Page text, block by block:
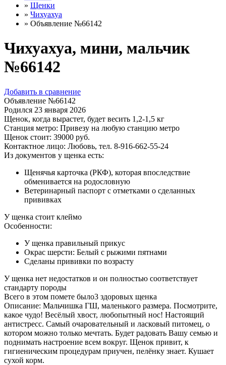
» Щенки
» Чихуахуа
» Объявление №66142
Чихуахуа, мини, мальчик
№66142
Добавить в сравнение
Объявление №66142
Родился 23 января 2026
Щенок, когда вырастет, будет весить 1,2-1,5 кг
Станция метро: Привезу на любую станцию метро
Щенок стоит: 39000 руб.
Контактное лицо: Любовь, тел. 8-916-662-55-24
Из документов у щенка есть:
Щенячья карточка (РКФ), которая впоследствие
обменивается на родословную
Ветеринарный паспорт с отметками о сделанных
прививках
У щенка стоит клеймо
Особенности:
У щенка правильный прикус
Окрас шерсти: Белый с рыжими пятнами
Сделаны прививки по возрасту
У щенка нет недостатков и он полностью соответствует
стандарту породы
Всего в этом помете было3 здоровых щенка
Описание: Мальчишка ГШ, маленького размера. Посмотрите,
какое чудо! Весёлый хвост, любопытный нос! Настоящий
антистресс. Самый очаровательный и ласковый питомец, о
котором можно только мечтать. Будет радовать Вашу семью и
поднимать настроение всем вокруг. Щенок привит, к
гигиеническим процедурам приучен, пелёнку знает. Кушает
сухой корм.